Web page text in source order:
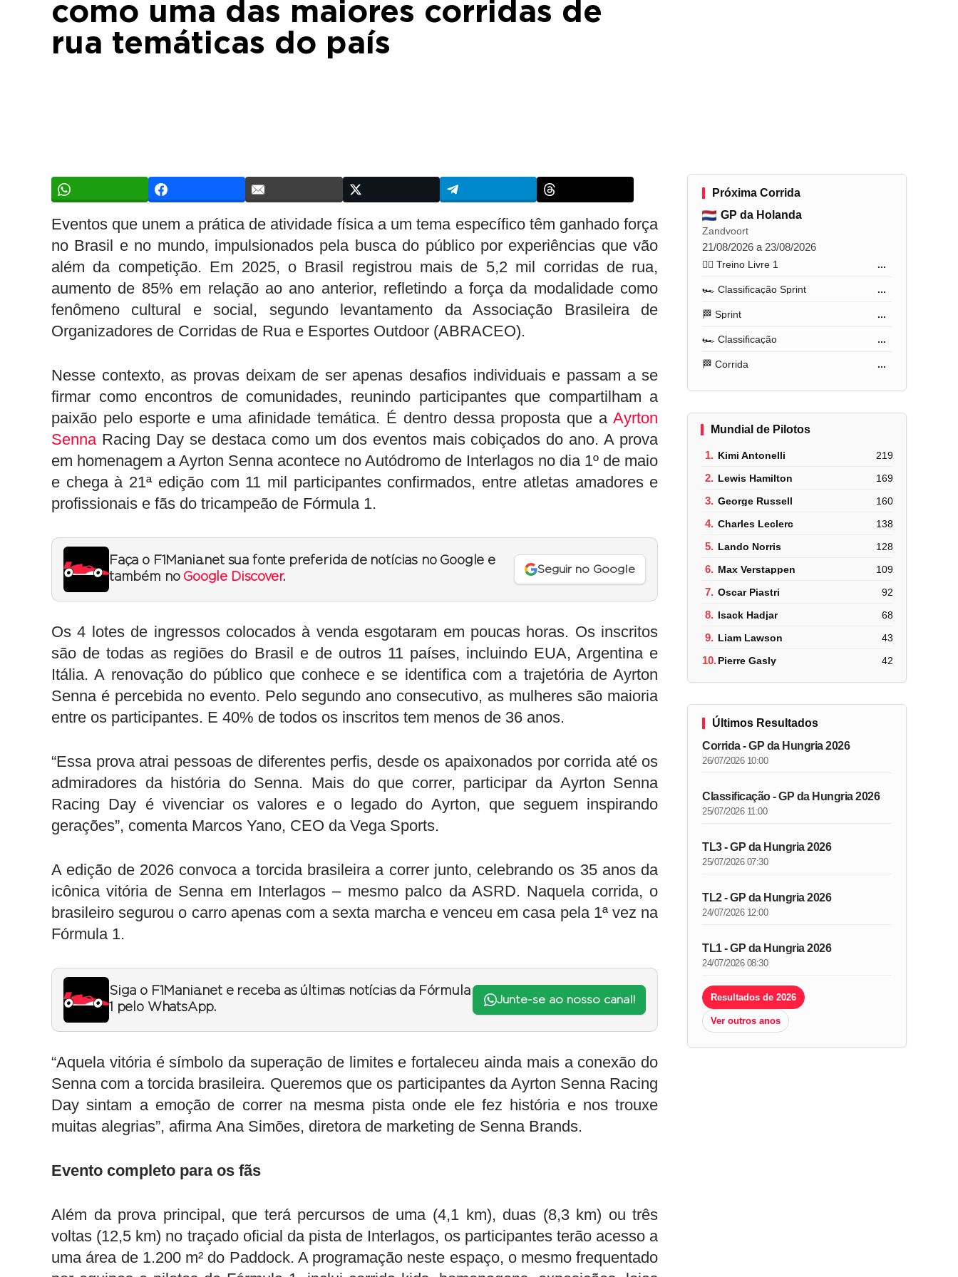
como uma das maiores corridas de
rua temáticas do país
Eventos que unem a prática de atividade física a um tema específico têm ganhado força
no Brasil e no mundo, impulsionados pela busca do público por experiências que vão
além da competição. Em 2025, o Brasil registrou mais de 5,2 mil corridas de rua,
aumento de 85% em relação ao ano anterior, refletindo a força da modalidade como
fenômeno cultural e social, segundo levantamento da Associação Brasileira de
Organizadores de Corridas de Rua e Esportes Outdoor (ABRACEO).
Nesse contexto, as provas deixam de ser apenas desafios individuais e passam a se
firmar como encontros de comunidades, reunindo participantes que compartilham a
paixão pelo esporte e uma afinidade temática. É dentro dessa proposta que aAyrton
SennaRacing Day se destaca como um dos eventos mais cobiçados do ano. A prova
em homenagem a Ayrton Senna acontece no Autódromo de Interlagos no dia 1º de maio
e chega à 21ª edição com 11 mil participantes confirmados, entre atletas amadores e
profissionais e fãs do tricampeão de Fórmula 1.
Faça o F1Mania.net sua fonte preferida de notícias no Google e
também no Google Discover.
Seguir no Google
Os 4 lotes de ingressos colocados à venda esgotaram em poucas horas. Os inscritos
são de todas as regiões do Brasil e de outros 11 países, incluindo EUA, Argentina e
Itália. A renovação do público que conhece e se identifica com a trajetória de Ayrton
Senna é percebida no evento. Pelo segundo ano consecutivo, as mulheres são maioria
entre os participantes. E 40% de todos os inscritos tem menos de 36 anos.
“Essa prova atrai pessoas de diferentes perfis, desde os apaixonados por corrida até os
admiradores da história do Senna. Mais do que correr, participar da Ayrton Senna
Racing Day é vivenciar os valores e o legado do Ayrton, que seguem inspirando
gerações”, comenta Marcos Yano, CEO da Vega Sports.
A edição de 2026 convoca a torcida brasileira a correr junto, celebrando os 35 anos da
icônica vitória de Senna em Interlagos – mesmo palco da ASRD. Naquela corrida, o
brasileiro segurou o carro apenas com a sexta marcha e venceu em casa pela 1ª vez na
Fórmula 1.
Siga o F1Mania.net e receba as últimas notícias da Fórmula
1 pelo WhatsApp.
Junte-se ao nosso canal!
“Aquela vitória é símbolo da superação de limites e fortaleceu ainda mais a conexão do
Senna com a torcida brasileira. Queremos que os participantes da Ayrton Senna Racing
Day sintam a emoção de correr na mesma pista onde ele fez história e nos trouxe
muitas alegrias”, afirma Ana Simões, diretora de marketing de Senna Brands.
Evento completo para os fãs
Além da prova principal, que terá percursos de uma (4,1 km), duas (8,3 km) ou três
voltas (12,5 km) no traçado oficial da pista de Interlagos, os participantes terão acesso a
uma área de 1.200 m² do Paddock. A programação neste espaço, o mesmo frequentado
Próxima Corrida
GP da Holanda
Zandvoort
21/08/2026 a 23/08/2026
🏋️‍♂️ Treino Livre 1 ...
🏎️ Classificação Sprint ...
🏁 Sprint ...
🏎️ Classificação ...
🏁 Corrida ...
Mundial de Pilotos
1. Kimi Antonelli 219
2. Lewis Hamilton 169
3. George Russell 160
4. Charles Leclerc 138
5. Lando Norris 128
6. Max Verstappen 109
7. Oscar Piastri 92
8. Isack Hadjar 68
9. Liam Lawson 43
10.Pierre Gasly 42
Últimos Resultados
Corrida - GP da Hungria 2026
26/07/2026 10:00
Classificação - GP da Hungria 2026
25/07/2026 11:00
TL3 - GP da Hungria 2026
25/07/2026 07:30
TL2 - GP da Hungria 2026
24/07/2026 12:00
TL1 - GP da Hungria 2026
24/07/2026 08:30
Resultados de 2026
Ver outros anos